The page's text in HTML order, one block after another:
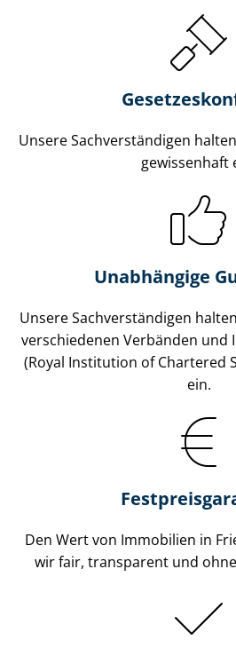
Unsere Sach­ver­stän­di­gen
gewissenhaft
Unabhängige
Unsere Sach­ver­stän­di­gen
verschiedenen Verbänden und
(Royal Institution of Chartered
ein.
Den Wert von Immobilien in
wir fair, transparent und